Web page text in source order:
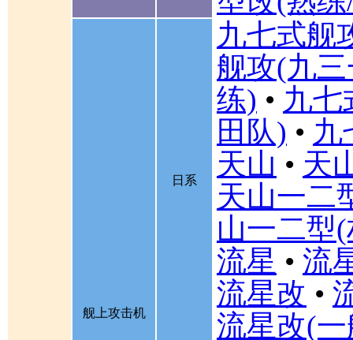
舰上攻击机
日系
九七式舰
舰攻(九
练) • 九七
田队) • 九
天山 • 天
天山一二
山一二型
流星 • 流
流星改 •
流星改(